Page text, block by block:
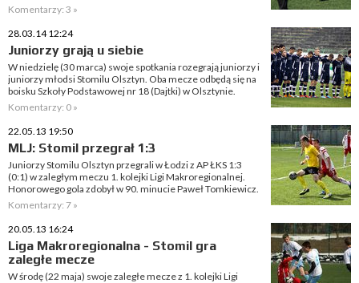
Komentarzy: 3 »
28.03.14 12:24
Juniorzy grają u siebie
W niedzielę (30 marca) swoje spotkania rozegrają juniorzy i
juniorzy młodsi Stomilu Olsztyn. Oba mecze odbędą się na
boisku Szkoły Podstawowej nr 18 (Dajtki) w Olsztynie.
Komentarzy: 0 »
22.05.13 19:50
MLJ: Stomil przegrał 1:3
Juniorzy Stomilu Olsztyn przegrali w Łodzi z AP ŁKS 1:3
(0:1) w zaległym meczu 1. kolejki Ligi Makroregionalnej.
Honorowego gola zdobył w 90. minucie Paweł Tomkiewicz.
Komentarzy: 7 »
20.05.13 16:24
Liga Makroregionalna - Stomil gra
zaległe mecze
W środę (22 maja) swoje zaległe mecze z 1. kolejki Ligi